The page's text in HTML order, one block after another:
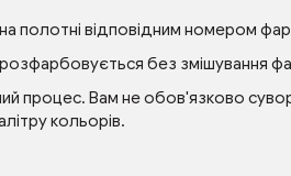
полотні відповідним номером
розфарбовується без змішування
процес. Вам не обов'язково
кольорів.